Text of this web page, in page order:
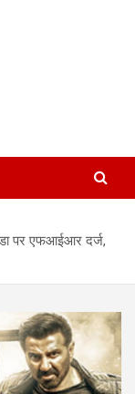
पर एफआईआर दर्ज,